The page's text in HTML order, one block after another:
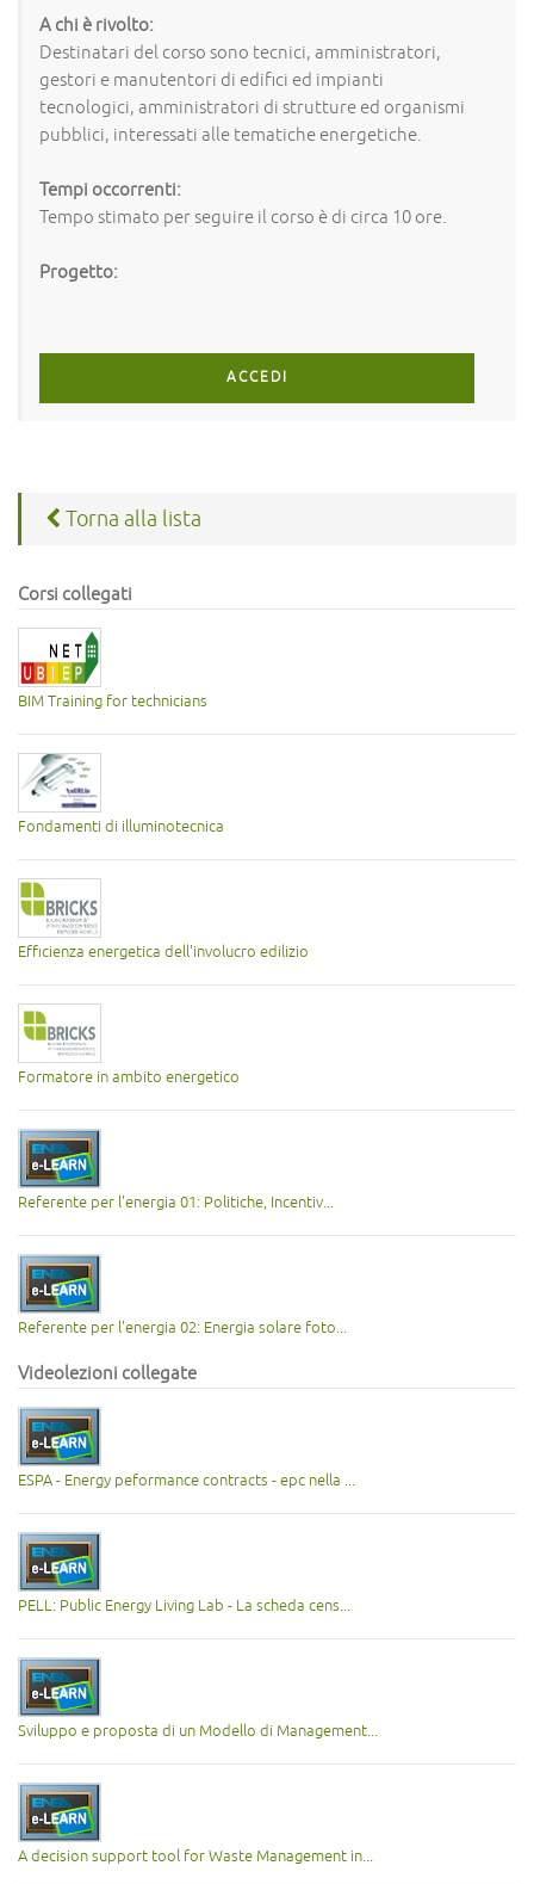
A chi è rivolto:
Destinatari del corso sono tecnici, amministratori,
gestori e manutentori di edifici ed impianti
tecnologici, amministratori di strutture ed organismi
pubblici, interessati alle tematiche energetiche.
Tempi occorrenti:
Tempo stimato per seguire il corso è di circa 10 ore.
Progetto:
ACCEDI
Torna alla lista
Corsi collegati
BIM Training for technicians
Fondamenti di illuminotecnica
Efficienza energetica dell'involucro edilizio
Formatore in ambito energetico
Referente per l'energia 01: Politiche, Incentiv...
Referente per l'energia 02: Energia solare foto...
Videolezioni collegate
ESPA - Energy peformance contracts - epc nella ...
PELL: Public Energy Living Lab - La scheda cens...
Sviluppo e proposta di un Modello di Management...
A decision support tool for Waste Management in...